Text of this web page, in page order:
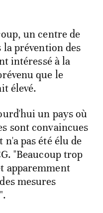
un centre de
prévention des
intéressé à la
que le
élevé.
un pays où
sont convaincues
pas été élu de
"Beaucoup trop
apparemment
mesures